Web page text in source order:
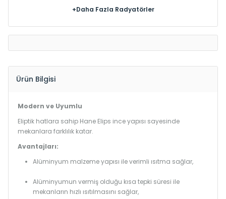
+Daha Fazla Radyatörler
Ürün Bilgisi
Modern ve Uyumlu
Eliptik hatlara sahip Hane Elips ince yapısı sayesinde
mekanlara farklılık katar.
Avantajları:
Alüminyum malzeme yapısı ile verimli ısıtma sağlar,
Alüminyumun vermiş olduğu kısa tepki süresi ile
mekanların hızlı ısıtılmasını sağlar,